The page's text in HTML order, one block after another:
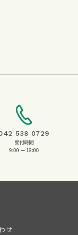
538 0729
受付時間
9:00 ー 18:00
せ